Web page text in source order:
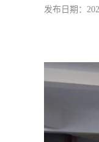
发布日期：